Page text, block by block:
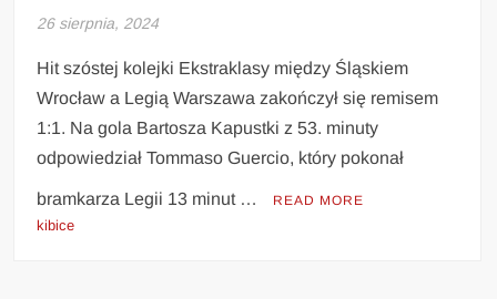
26 sierpnia, 2024
Hit szóstej kolejki Ekstraklasy między Śląskiem
Wrocław a Legią Warszawa zakończył się remisem
1:1. Na gola Bartosza Kapustki z 53. minuty
odpowiedział Tommaso Guercio, który pokonał
bramkarza Legii 13 minut … READ MORE
kibice